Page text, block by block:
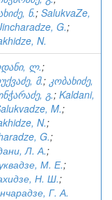
ნ.; SalukvaZe,
G.;
N.
ლ.;
მ.; კობახიძე,
გ.; Kaldani,
M.;
N.;
G.;
Л. А.;
М. Е.;
Н. Ш.;
Г. А.